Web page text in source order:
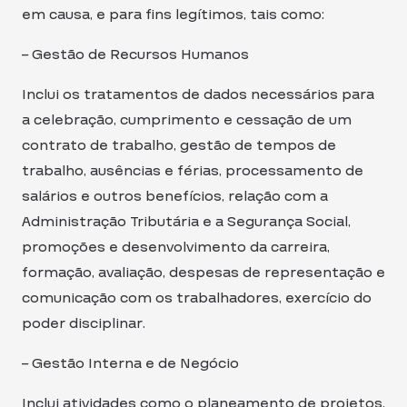
em causa, e para fins legítimos, tais como:
– Gestão de Recursos Humanos
Inclui os tratamentos de dados necessários para
a celebração, cumprimento e cessação de um
contrato de trabalho, gestão de tempos de
trabalho, ausências e férias, processamento de
salários e outros benefícios, relação com a
Administração Tributária e a Segurança Social,
promoções e desenvolvimento da carreira,
formação, avaliação, despesas de representação e
comunicação com os trabalhadores, exercício do
poder disciplinar.
– Gestão Interna e de Negócio